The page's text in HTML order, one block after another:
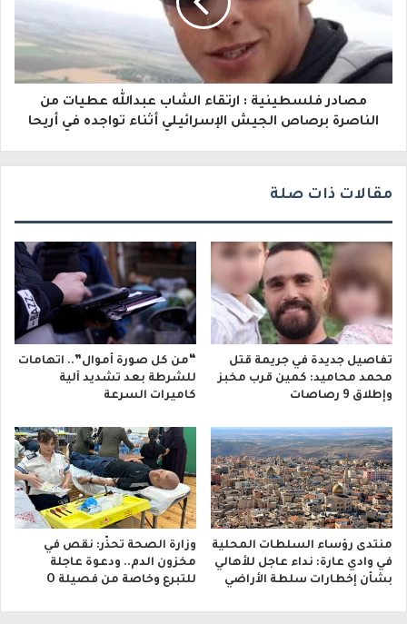
ر
مصادر فلسطينية : ارتقاء الشاب عبدالله عطيات من
الناصرة برصاص الجيش الإسرائيلي أثناء تواجده في أريحا
مقالات ذات صلة
تفاصيل جديدة في جريمة قتل
محمد محاميد: كمين قرب مخبز
وإطلاق 9 رصاصات
“من كل صورة أموال”.. اتهامات
للشرطة بعد تشديد آلية
كاميرات السرعة
منتدى رؤساء السلطات المحلية
في وادي عارة: نداء عاجل للأهالي
بشأن إخطارات سلطة الأراضي
وزارة الصحة تحذّر: نقص في
مخزون الدم.. ودعوة عاجلة
للتبرع وخاصة من فصيلة O